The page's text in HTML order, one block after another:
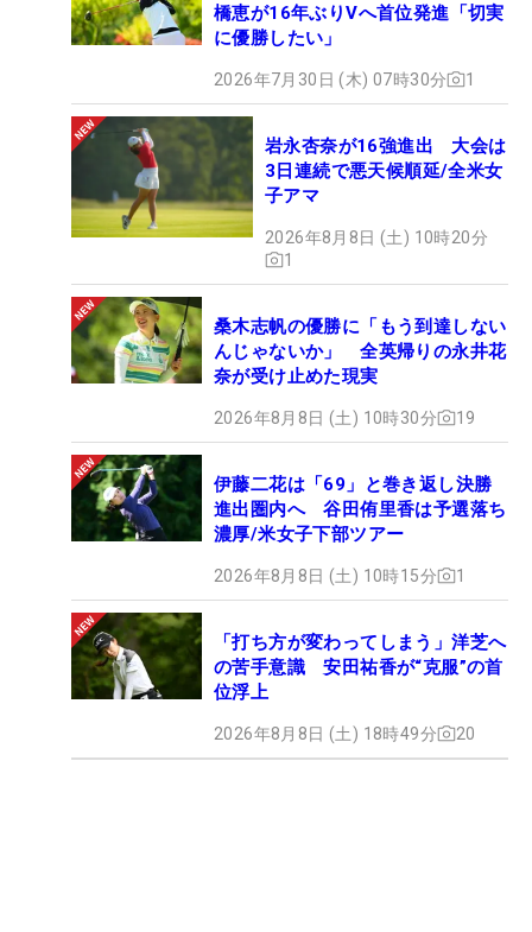
橋恵が16年ぶりVへ首位発進「切実
に優勝したい」
2026年7月30日 (木) 07時30分 1
岩永杏奈が16強進出 大会は
3日連続で悪天候順延/全米女
子アマ
2026年8月8日 (土) 10時20分
1
桑木志帆の優勝に「もう到達しない
んじゃないか」 全英帰りの永井花
奈が受け止めた現実
2026年8月8日 (土) 10時30分 19
伊藤二花は「69」と巻き返し決勝
進出圏内へ 谷田侑里香は予選落ち
濃厚/米女子下部ツアー
2026年8月8日 (土) 10時15分 1
「打ち方が変わってしまう」洋芝へ
の苦手意識 安田祐香が“克服”の首
位浮上
2026年8月8日 (土) 18時49分 20